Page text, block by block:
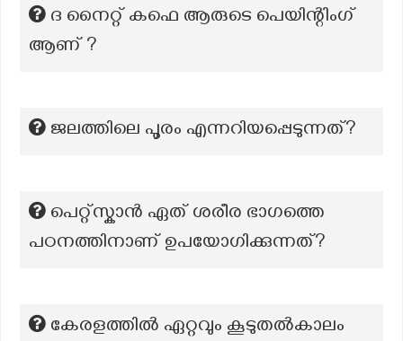
ദ നൈറ്റ് കഫെ ആരുടെ പെയിന്റിംഗ്
ആണ് ?
ജലത്തിലെ പൂരം എന്നറിയപ്പെടുന്നത്?
പെറ്റ്സ്കാൻ ഏത് ശരീര ഭാഗത്തെ
പഠനത്തിനാണ് ഉപയോഗിക്കുന്നത്?
കേരളത്തിൽ ഏറ്റവും കൂടുതൽകാലം